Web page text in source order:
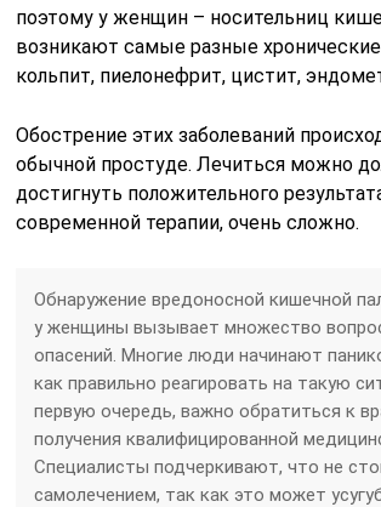
поэтому у женщин – носительниц
возникают самые разные хронические
кольпит, пиелонефрит, цистит,
Обострение этих заболеваний
обычной простуде. Лечиться можно
достигнуть положительного
современной терапии, очень сложно.
Обнаружение вредоносной кишечной
у женщины вызывает множество
опасений. Многие люди начинают
как правильно реагировать на такую
первую очередь, важно обратиться к
получения квалифицированной
Специалисты подчеркивают, что не
самолечением, так как это может